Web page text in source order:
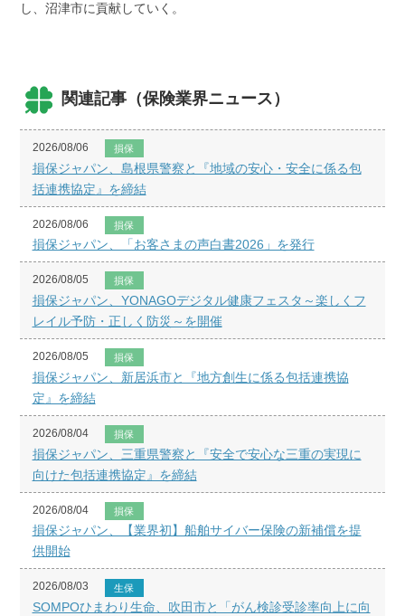
し、沼津市に貢献していく。
関連記事（保険業界ニュース）
2026/08/06 損保
損保ジャパン、島根県警察と『地域の安心・安全に係る包
括連携協定』を締結
2026/08/06 損保
損保ジャパン、「お客さまの声白書2026」を発行
2026/08/05 損保
損保ジャパン、YONAGOデジタル健康フェスタ～楽しくフ
レイル予防・正しく防災～を開催
2026/08/05 損保
損保ジャパン、新居浜市と『地方創生に係る包括連携協
定』を締結
2026/08/04 損保
損保ジャパン、三重県警察と『安全で安心な三重の実現に
向けた包括連携協定』を締結
2026/08/04 損保
損保ジャパン、【業界初】船舶サイバー保険の新補償を提
供開始
2026/08/03 生保
SOMPOひまわり生命、吹田市と「がん検診受診率向上に向